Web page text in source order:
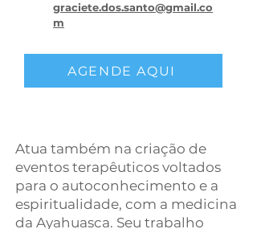
graciete.dos.santo@gmail.co
m
AGENDE AQUI
Atua também na criação de
eventos terapêuticos voltados
para o autoconhecimento e a
espiritualidade, com a medicina
da Ayahuasca. Seu trabalho